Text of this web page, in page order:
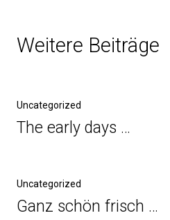
Weitere Beiträge
Uncategorized
The early days …
Uncategorized
Ganz schön frisch …